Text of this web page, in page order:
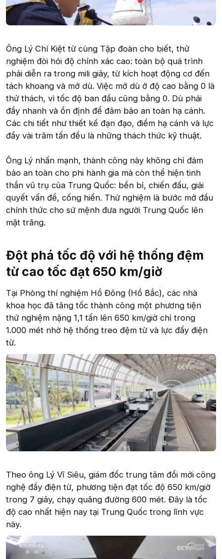
Ông Lý Chí Kiệt từ cùng Tập đoàn cho biết, thử
nghiệm đòi hỏi độ chính xác cao: toàn bộ quá trình
phải diễn ra trong mili giây, từ kích hoạt động cơ đến
tách khoang và mở dù. Việc mở dù ở độ cao bằng 0 là
thử thách, vì tốc độ ban đầu cũng bằng 0. Dù phải
đầy nhanh và ổn định để đảm bảo an toàn hạ cánh.
Các chi tiết như thiết kế đạn đạo, điểm hạ cánh và lực
đẩy vài trăm tấn đều là những thách thức kỹ thuật.
Ông Lý nhấn mạnh, thành công này không chỉ đảm
bảo an toàn cho phi hành gia mà còn thể hiện tinh
thần vũ trụ của Trung Quốc: bền bỉ, chiến đấu, giải
quyết vấn đề, cống hiến. Thử nghiệm là bước mở đầu
chính thức cho sứ mệnh đưa người Trung Quốc lên
mặt trăng.
Đột phá tốc độ với hệ thống đệm
từ cao tốc đạt 650 km/giờ​
Tại Phòng thí nghiệm Hồ Đông (Hồ Bắc), các nhà
khoa học đã tăng tốc thành công một phương tiện
thử nghiệm nặng 1,1 tấn lên 650 km/giờ chỉ trong
1.000 mét nhờ hệ thống treo đệm từ và lực đẩy điện
từ.
Theo ông Lý Vĩ Siêu, giám đốc trung tâm đổi mới công
nghệ đẩy điện từ, phương tiện đạt tốc độ 650 km/giờ
trong 7 giây, chạy quãng đường 600 mét. Đây là tốc
độ cao nhất hiện nay tại Trung Quốc trong lĩnh vực
này.